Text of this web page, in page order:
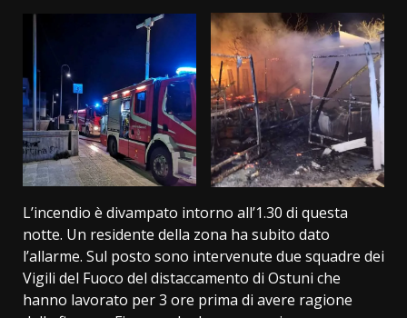
L’incendio è divampato intorno all’1.30 di questa
notte. Un residente della zona ha subito dato
l’allarme. Sul posto sono intervenute due squadre dei
Vigili del Fuoco del distaccamento di Ostuni che
hanno lavorato per 3 ore prima di avere ragione